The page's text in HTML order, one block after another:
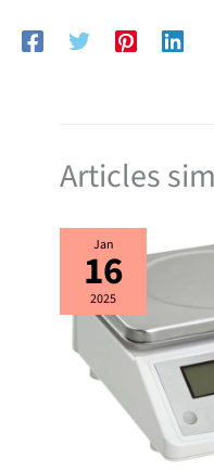
Articles
Jan
16
2025